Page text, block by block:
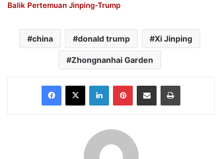
Balik Pertemuan Jinping-Trump
china donald trump Xi Jinping
Zhongnanhai Garden
Facebook
X LinkedInPinterestShare via Email Print